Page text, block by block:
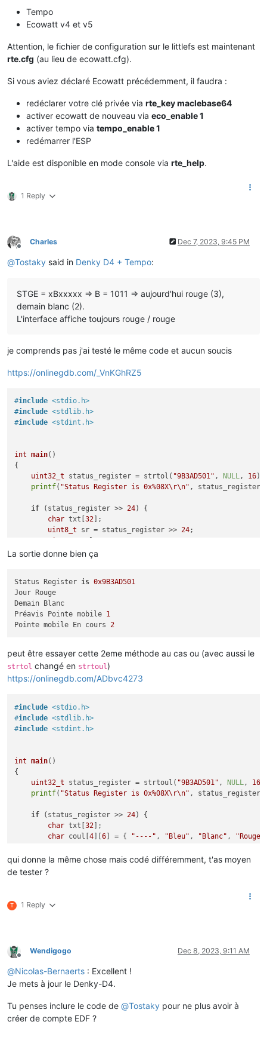
Tempo
Ecowatt v4 et v5
Attention, le fichier de configuration sur le littlefs est maintenant
rte.cfg (au lieu de ecowatt.cfg).
Si vous aviez déclaré Ecowatt précédemment, il faudra :
redéclarer votre clé privée via rte_key maclebase64
activer ecowatt de nouveau via eco_enable 1
activer tempo via tempo_enable 1
redémarrer l'ESP
L'aide est disponible en mode console via rte_help.
1 Reply
Offline
Charles Dec 7, 2023, 9:45 PM
@Tostaky said in Denky D4 + Tempo:
STGE = xBxxxxx => B = 1011 => aujourd'hui rouge (3),
demain blanc (2).
L'interface affiche toujours rouge / rouge
je comprends pas j'ai testé le même code et aucun soucis
https://onlinegdb.com/_VnKGhRZ5
#include <stdio.h>
#include <stdlib.h>
#include <stdint.h>
int main()
{
uint32_t status_register = strtol( "9B3AD501" , NULL, 16);
printf( "Status Register is 0x%08X\r\n" ,
if (status_register >> 24) {
char txt[32 ];
uint8_t sr = status_register >> 24;
if (val) {
        val = (sr >>
2) & 0x03
if
        }
        val = (sr >>
4 ) &
"Préavis pointe mobile %d\r\n"
, val);
        }
        val = (sr >>
6) &
if (val) {
        }
    }
return
;
La sortie donne bien ça
Status Register is 0x9B3AD501
Jour Rouge
Demain Blanc
Préavis Pointe mobile 1
Pointe mobile En cours 2
peut être essayer cette 2eme méthode au cas ou (avec aussi le
strtol changé en strtoul)
https://onlinegdb.com/ADbvc4273
#include <stdio.h>
#include <stdlib.h>
#include <stdint.h>
int main()
{
uint32_t status_register = strtoul( "9B3AD501" , NULL , 16
printf( "Status Register is 0x%08X\r\n" ,
if (status_register >> 24) {
char txt[32];
char coul[4][6] = { "----" , "Bleu" , "Blanc" , "Rouge"
uint8_t sr = status_register >> 24;
uint8_t
        }
        val = (sr >>
        val = (sr >>
printf ("Préavis pointe mobile %d\r\n"
        }
if (val) {
printf("Pointe mobile en cours %d\r\n"
qui donne la même chose mais codé différemment, t'as moyen
de tester ?
T 1 Reply
Offline
Wendigogo Dec 8, 2023, 9:11 AM
@Nicolas-Bernaerts : Excellent !
Je mets à jour le Denky-D4.
Tu penses inclure le code de @Tostaky pour ne plus avoir à
créer de compte EDF ?